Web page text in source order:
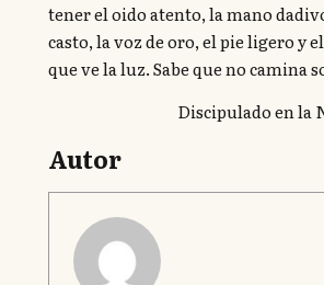
tener el oido atento, la mano
casto, la voz de oro, el pie ligero y
que ve la luz. Sabe que no camina
Discipulado en la
Autor